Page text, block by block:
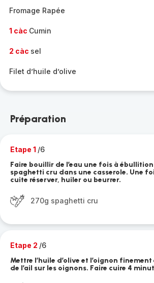
Fromage Rapée
1 càc Cumin
2 càc sel
Filet d’huile d’olive
Préparation
Etape 1 /6
Faire bouillir de l’eau une fois à
spaghetti cru dans une casserole. Une
cuite réserver, huiler ou beurrer.
270g spaghetti cru
Etape 2 /6
Mettre l’huile d’olive et l’oignon
de l’ail sur les oignons. Faire cuire 4